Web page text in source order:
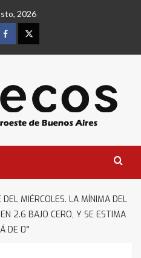
2026
FacebookTwitter
MIÉRCOLES. LA MÍNIMA DEL
2.6 BAJO CERO, Y SE ESTIMA
DE 0°